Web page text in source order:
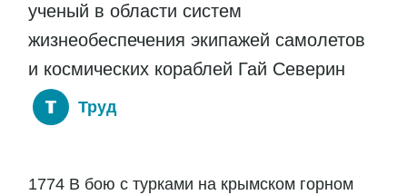
ученый в области систем
жизнеобеспечения экипажей самолетов
и космических кораблей Гай Северин
Труд
1774 В бою с турками на крымском горном